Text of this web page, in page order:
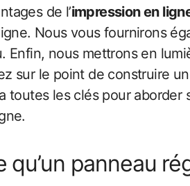
de l’impression en
Nous vous fournirons
Enfin, nous mettrons en
sur le point de construire
toutes les clés pour aborder
qu’un panneau